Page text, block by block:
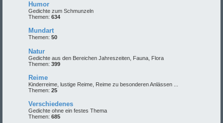
Humor
Gedichte zum Schmunzeln
Themen: 634
Mundart
Themen: 50
Natur
Gedichte aus den Bereichen Jahreszeiten, Fauna, Flora
Themen: 399
Reime
Kinderreime, lustige Reime, Reime zu besonderen Anlässen ...
Themen: 25
Verschiedenes
Gedichte ohne ein festes Thema
Themen: 685